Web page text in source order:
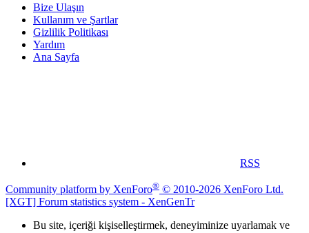
Bize Ulaşın
Kullanım ve Şartlar
Gizlilik Politikası
Yardım
Ana Sayfa
RSS
Community platform by XenForo® © 2010-2026 XenForo Ltd.
[XGT] Forum statistics system - XenGenTr
Bu site, içeriği kişiselleştirmek, deneyiminize uyarlamak ve